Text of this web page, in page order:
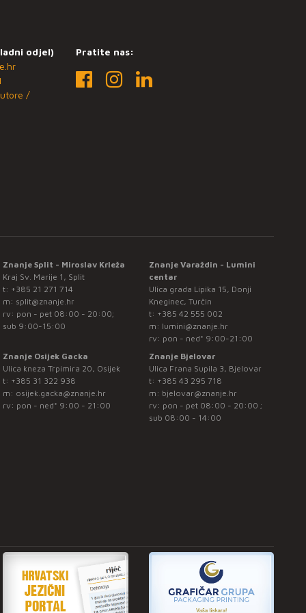
odjel)
/
Pratite nas:
Znanje Split - Miroslav Krleža
Kraj Sv. Marije 1, Split
t: +385 21 271 714
m: split@znanje.hr
rv: pon - pet 08:00 - 20:00;
sub 9:00-15:00
Znanje Varaždin - Lumini
centar
Ulica grada Lipika 15, Donji
Kneginec, Turčin
t: +385 42 555 002
m: lumini@znanje.hr
rv: pon - ned* 9:00-21:00
Znanje Osijek Gacka
Ulica kneza Trpimira 20, Osijek
t: +385 31 322 938
m: osijek.gacka@znanje.hr
rv: pon - ned* 9:00 - 21:00
Znanje Bjelovar
Ulica Frana Supila 3, Bjelovar
t: +385 43 295 718
m: bjelovar@znanje.hr
rv: pon - pet 08:00 - 20:00 ;
sub 08:00 - 14:00